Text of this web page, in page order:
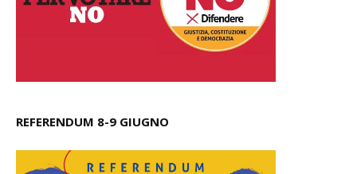
REFERENDUM 8-9 GIUGNO